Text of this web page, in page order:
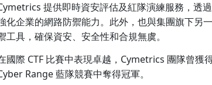
提供即時資安評估及紅隊演練服務，透
化企業的網路防禦能力。此外，也與集團旗下另
工具，確保資安、安全性和合規無虞。
國際 CTF 比賽中表現卓越，Cymetrics 團隊曾獲
Range 藍隊競賽中奪得冠軍。